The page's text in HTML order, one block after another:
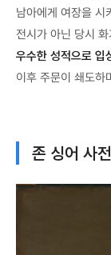
남아에게 여장을 시
전시가 아닌 당시
우수한 성적으로 입
이후 주문이 쇄도하
존 싱어 사